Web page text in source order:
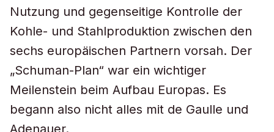
Nutzung und gegenseitige Kontrolle der
Kohle- und Stahlproduktion zwischen den
sechs europäischen Partnern vorsah. Der
„Schuman-Plan“ war ein wichtiger
Meilenstein beim Aufbau Europas. Es
begann also nicht alles mit de Gaulle und
Adenauer.